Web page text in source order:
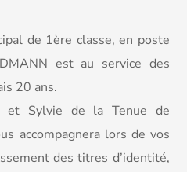
de 1ère classe, en poste
est au service des
20 ans.
et Sylvie de la Tenue de
accompagnera lors de vos
des titres d’identité,